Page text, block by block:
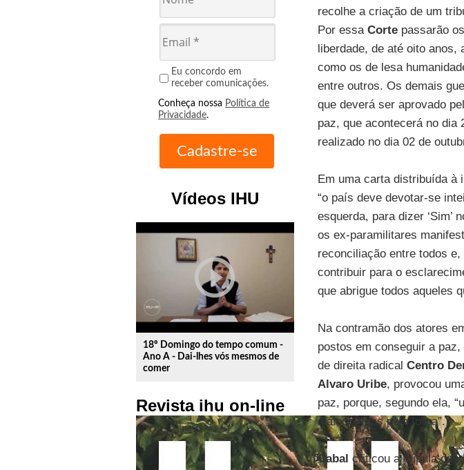
Eu concordo em
receber comunicações.
Conheça nossa Política de
Privacidade.
Vídeos IHU
play_circle_outline
18º Domingo do tempo comum -
Ano A - Dai-lhes vós mesmos de
comer
Revista ihu on-line
recolhe a criação de um
Por essa Cortepassarão
liberdade, de até oito anos,
como os de lesa
entre outros. Os demais
que deverá ser aprovado
paz, que acontecerá no
realizado no dia 02 de
Em uma carta distribuída à
“o país deve devotar-se
esquerda, para dizer ‘Sim’
os ex-paramilitares
reconciliação entre todos
contribuir para o
que abrigue todos aqueles
Na contramão dos atores
postos em conseguir a
de direita radical Centro
Alvaro Uribe, provocou
paz, porque, segundo ela,
diálogo, mas pela força”.
Cabal criticou a cúpula das